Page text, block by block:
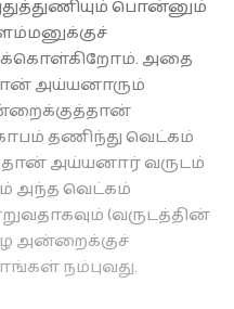
பொன்னும்
அதை
அய்யனாரும்
தணிந்து வெட்கம்
அய்யனார் வருடம்
அந்த வெட்கம்
(வருடத்தின்
அன்றைக்குச்
நம்புவது.